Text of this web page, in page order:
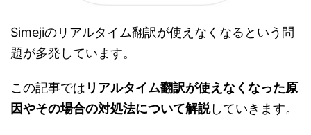
Simejiのリアルタイム翻訳が使えなくなるという問
題が多発しています。
この記事では リアルタイム翻訳が使えなくなった原
因やその場合の対処法について解説していきます。